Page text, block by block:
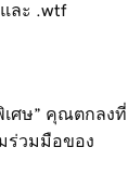
และ .wtf
เศษ” คุณตกลงที่
ร่วมมือของ